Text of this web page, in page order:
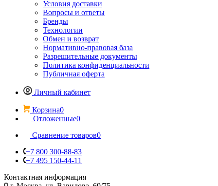
Условия доставки
Вопросы и ответы
Бренды
Технологии
Обмен и возврат
Нормативно-правовая база
Разрешительные документы
Политика конфиденциальности
Публичная оферта
Личный кабинет
Корзина0
Отложенные0
Сравнение товаров0
+7 800 300-88-83
+7 495 150-44-11
Контактная информация